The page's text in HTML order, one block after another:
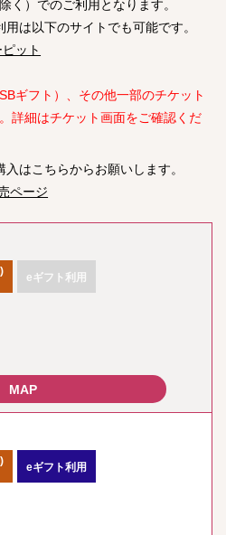
く）でのご利用となります。
は以下のサイトでも可能です。
ット
ギフト）、その他一部のチケット
詳細はチケット画面をご確認くだ
はこちらからお願いします。
ページ
eギフト利用
eギフト利用